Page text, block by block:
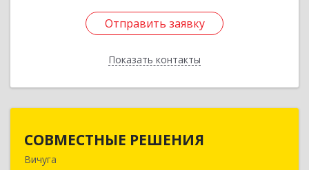
Отправить заявку
Показать контакты
Отправить заявку
Назад
СОВМЕСТНЫЕ РЕШЕНИЯ
Вичуга
155331, Ивановская обл, Вичугский р-н, Вичуга